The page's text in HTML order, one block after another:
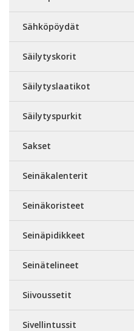
Sähköpöydät
Säilytyskorit
Säilytyslaatikot
Säilytyspurkit
Sakset
Seinäkalenterit
Seinäkoristeet
Seinäpidikkeet
Seinätelineet
Siivoussetit
Sivellintussit